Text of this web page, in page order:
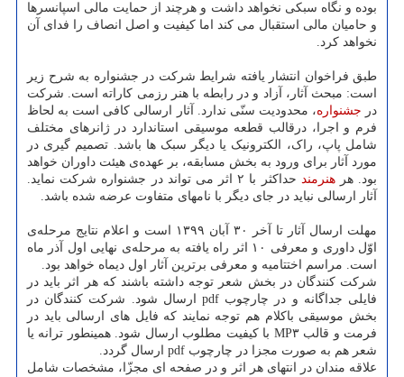
بوده و نگاه سبکی نخواهد داشت و هرچند از حمایت مالی اسپانسرها
و حامیان مالی استقبال می کند اما کیفیت و اصل انصاف را فدای آن
نخواهد کرد.
طبق فراخوان انتشار یافته شرایط شرکت در جشنواره به شرح زیر
است: مبحث آثار، آزاد و در رابطه با هنر رزمی کاراته است. شرکت
در جشنواره، محدودیت سنّی ندارد. آثار ارسالی کافی است به لحاظ
فرم و اجرا، درقالب قطعه موسیقی استاندارد در ژانرهای مختلف
شامل پاپ، راک، الکترونیک یا دیگر سبک ها باشد. تصمیم گیری در
مورد آثار برای ورود به بخش مسابقه، بر عهده‌ی هیئت داوران خواهد
بود. هرهنرمند
حداکثر با ۲ اثر می تواند در جشنواره شرکت نماید.
آثار ارسالی نباید در جای دیگر با نامهای متفاوت عرضه شده باشد.
مهلت ارسال آثار تا آخر ۳۰ آبان ۱۳۹۹ است و اعلام نتایج مرحله‌ی
اوّل داوری و معرفی ۱۰ اثر راه یافته به مرحله‌ی نهایی اول آذر ماه
است. مراسم اختتامیه و معرفی برترین آثار اول دیماه خواهد بود.
شرکت کنندگان در بخش شعر توجه داشته باشند که هر اثر باید در
فایلی جداگانه و در چارچوب pdf ارسال شود. شرکت کنندگان در
بخش موسیقی باکلام هم توجه نمایند که فایل های ارسالی باید در
فرمت و قالب MP۳ با کیفیت مطلوب ارسال شود. همینطور ترانه یا
شعر هم به صورت مجزا در چارچوب pdf ارسال گردد.
علاقه مندان در انتهای هر اثر و در صفحه ای مجزّا، مشخصات شامل